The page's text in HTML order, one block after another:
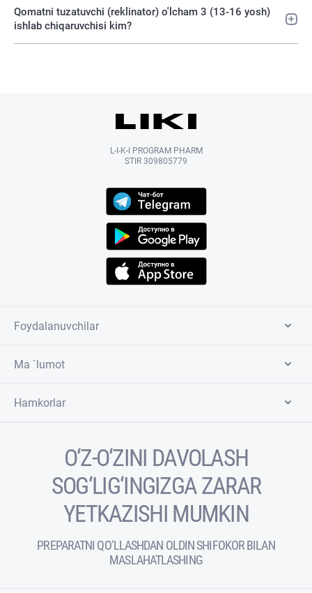
Qomatni tuzatuvchi (reklinator) o'lcham 3 (13-16 yosh)
ishlab chiqaruvchisi kim?
L-I-K-I PROGRAM PHARM
STIR 309805779
Foydalanuvchilar
Ma `lumot
Hamkorlar
O‘Z-O‘ZINI DAVOLASH
SOG‘LIG‘INGIZGA ZARAR
YETKAZISHI MUMKIN
PREPARATNI QO‘LLASHDAN OLDIN SHIFOKOR BILAN
MASLAHATLASHING